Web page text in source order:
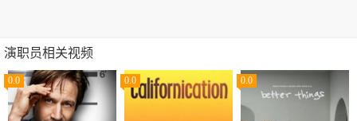
演职员相关视频
0.0 0.0 0.0